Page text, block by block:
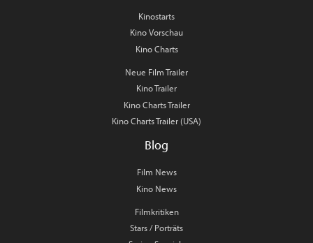
Kinostarts
Kino Vorschau
Kino Charts
Neue Film Trailer
Kino Trailer
Kino Charts Trailer
Kino Charts Trailer (USA)
Blog
Film News
Kino News
Filmkritiken
Stars / Porträts